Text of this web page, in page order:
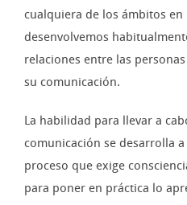
cualquiera de los ámbitos en
desenvolvemos
relaciones entre las
su comunicación.
La habilidad para llevar a
comunicación se desarrolla
proceso que exige
para poner en práctica lo